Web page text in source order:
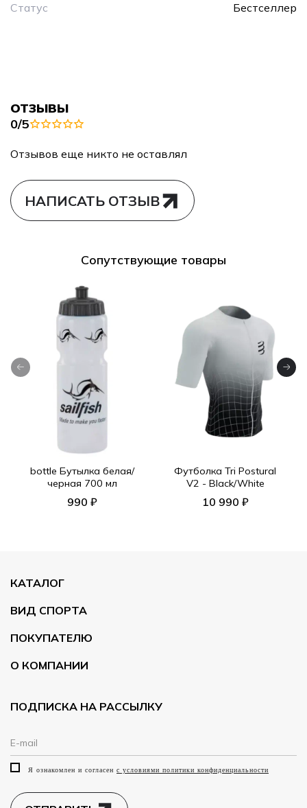
Статус Бестселлер
ОТЗЫВЫ
0/5
Отзывов еще никто не оставлял
НАПИСАТЬ ОТЗЫВ
Сопутствующие товары
bottle Бутылка белая/
черная 700 мл
990 ₽
Футболка Tri Postural
V2 - Black/White
10 990 ₽
КАТАЛОГ
ВИД СПОРТА
ПОКУПАТЕЛЮ
О КОМПАНИИ
ПОДПИСКА НА РАССЫЛКУ
Я ознакомлен и согласен с условиями политики конфиденциальности